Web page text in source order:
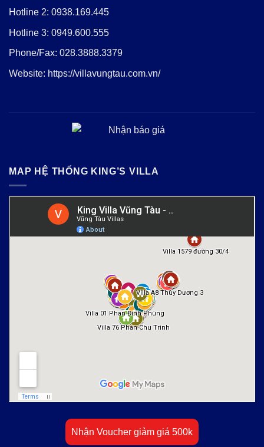
Hotline 2: 0938.169.445
Hotline 3: 0949.600.555
Phone/Fax: 028.3888.3379
Website: https://villavungtau.com.vn/
MAP HỆ THỐNG KING’S VILLA
Nhận Voucher giảm giá 500k